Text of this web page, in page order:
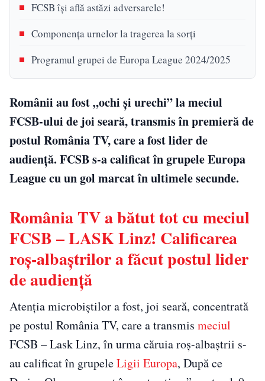
FCSB își află astăzi adversarele!
Componența urnelor la tragerea la sorți
Programul grupei de Europa League 2024/2025
Românii au fost „ochi și urechi” la meciul
FCSB-ului de joi seară, transmis în premieră de
postul România TV, care a fost lider de
audiență. FCSB s-a calificat în grupele Europa
League cu un gol marcat în ultimele secunde.
România TV a bătut tot cu meciul
FCSB – LASK Linz! Calificarea
roș-albaștrilor a făcut postul lider
de audiență
Atenția microbiștilor a fost, joi seară, concentrată
pe postul România TV, care a transmis meciul
FCSB – Lask Linz, în urma căruia roș-albaștrii s-
au calificat în grupeleLigii Europa, După ce